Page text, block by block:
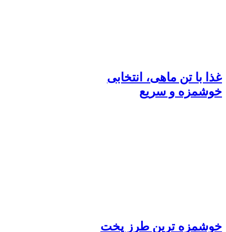
غذا با تن ماهی، انتخابی
خوشمزه و سریع
خوشمزه ترین طرز پخت